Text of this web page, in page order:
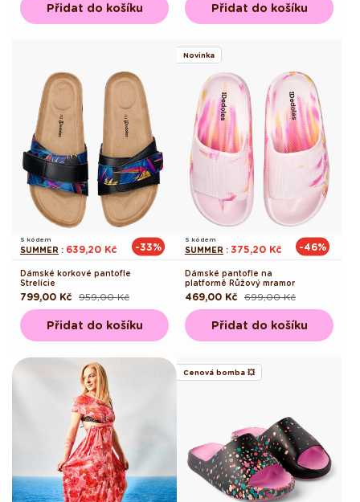
Přidat do košíku Přidat do košíku
S kódem
SUMMER : 639,20 Kč -33%
Dámské korkové pantofle
Strelície
Běžná
cena
959,00 Kč
Výprodejová
cena
799,00 Kč
Přidat do košíku
Novinka
S kódem
SUMMER : 375,20 Kč -46%
Dámské pantofle na
platformě Růžový mramor
Běžná
cena
699,00 Kč
Výprodejová
cena
469,00 Kč
Přidat do košíku
Cenová bomba 💥